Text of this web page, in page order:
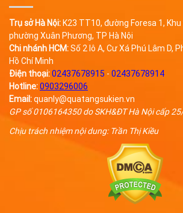
Trụ sở Hà Nội: K23 TT10, đường Foresa 1,
phường Xuân Phương, TP Hà Nội
Chi nhánh HCM:Số 2 lô A, Cư Xá Phú Lâm D,
Hồ Chí Minh
Điện thoại:02437678915 - 02437678914
Hotline:0903296006
Email:quanly@quatangsukien.vn
GP số 0106164350 do SKH&ĐT Hà Nội cấp
Chịu trách nhiệm nội dung: Trần Thị Kiều